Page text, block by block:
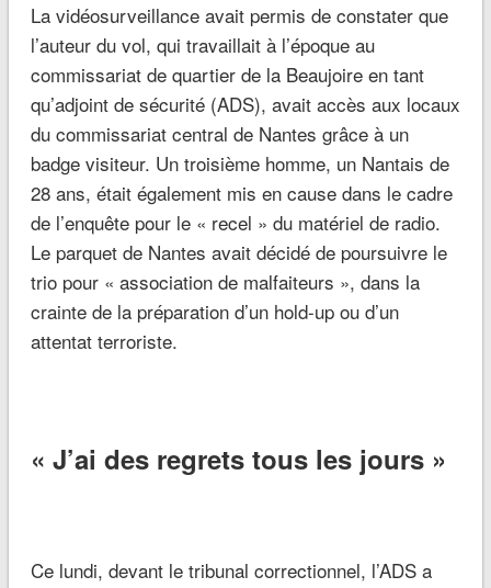
La vidéosurveillance avait permis de constater que
l’auteur du vol, qui travaillait à l’époque au
commissariat de quartier de la Beaujoire en tant
qu’adjoint de sécurité (ADS), avait accès aux locaux
du commissariat central de Nantes grâce à un
badge visiteur. Un troisième homme, un Nantais de
28 ans, était également mis en cause dans le cadre
de l’enquête pour le « recel » du matériel de radio.
Le parquet de Nantes avait décidé de poursuivre le
trio pour « association de malfaiteurs », dans la
crainte de la préparation d’un hold-up ou d’un
attentat terroriste.
« J’ai des regrets tous les jours »
Ce lundi, devant le tribunal correctionnel, l’ADS a